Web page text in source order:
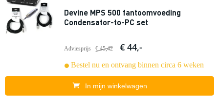
Devine MPS 500 fantoomvoeding
Condensator-to-PC set
Adviesprijs € 45,42 € 44,-
Bestel nu en ontvang binnen circa 6 weken
In mijn winkelwagen